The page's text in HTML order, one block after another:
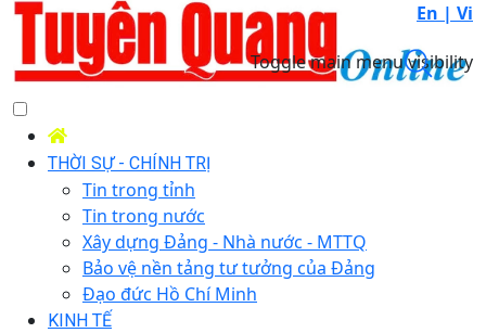
En | Vi
Toggle main menu visibility
THỜI SỰ - CHÍNH TRỊ
Tin trong tỉnh
Tin trong nước
Xây dựng Đảng - Nhà nước - MTTQ
Bảo vệ nền tảng tư tưởng của Đảng
Đạo đức Hồ Chí Minh
KINH TẾ